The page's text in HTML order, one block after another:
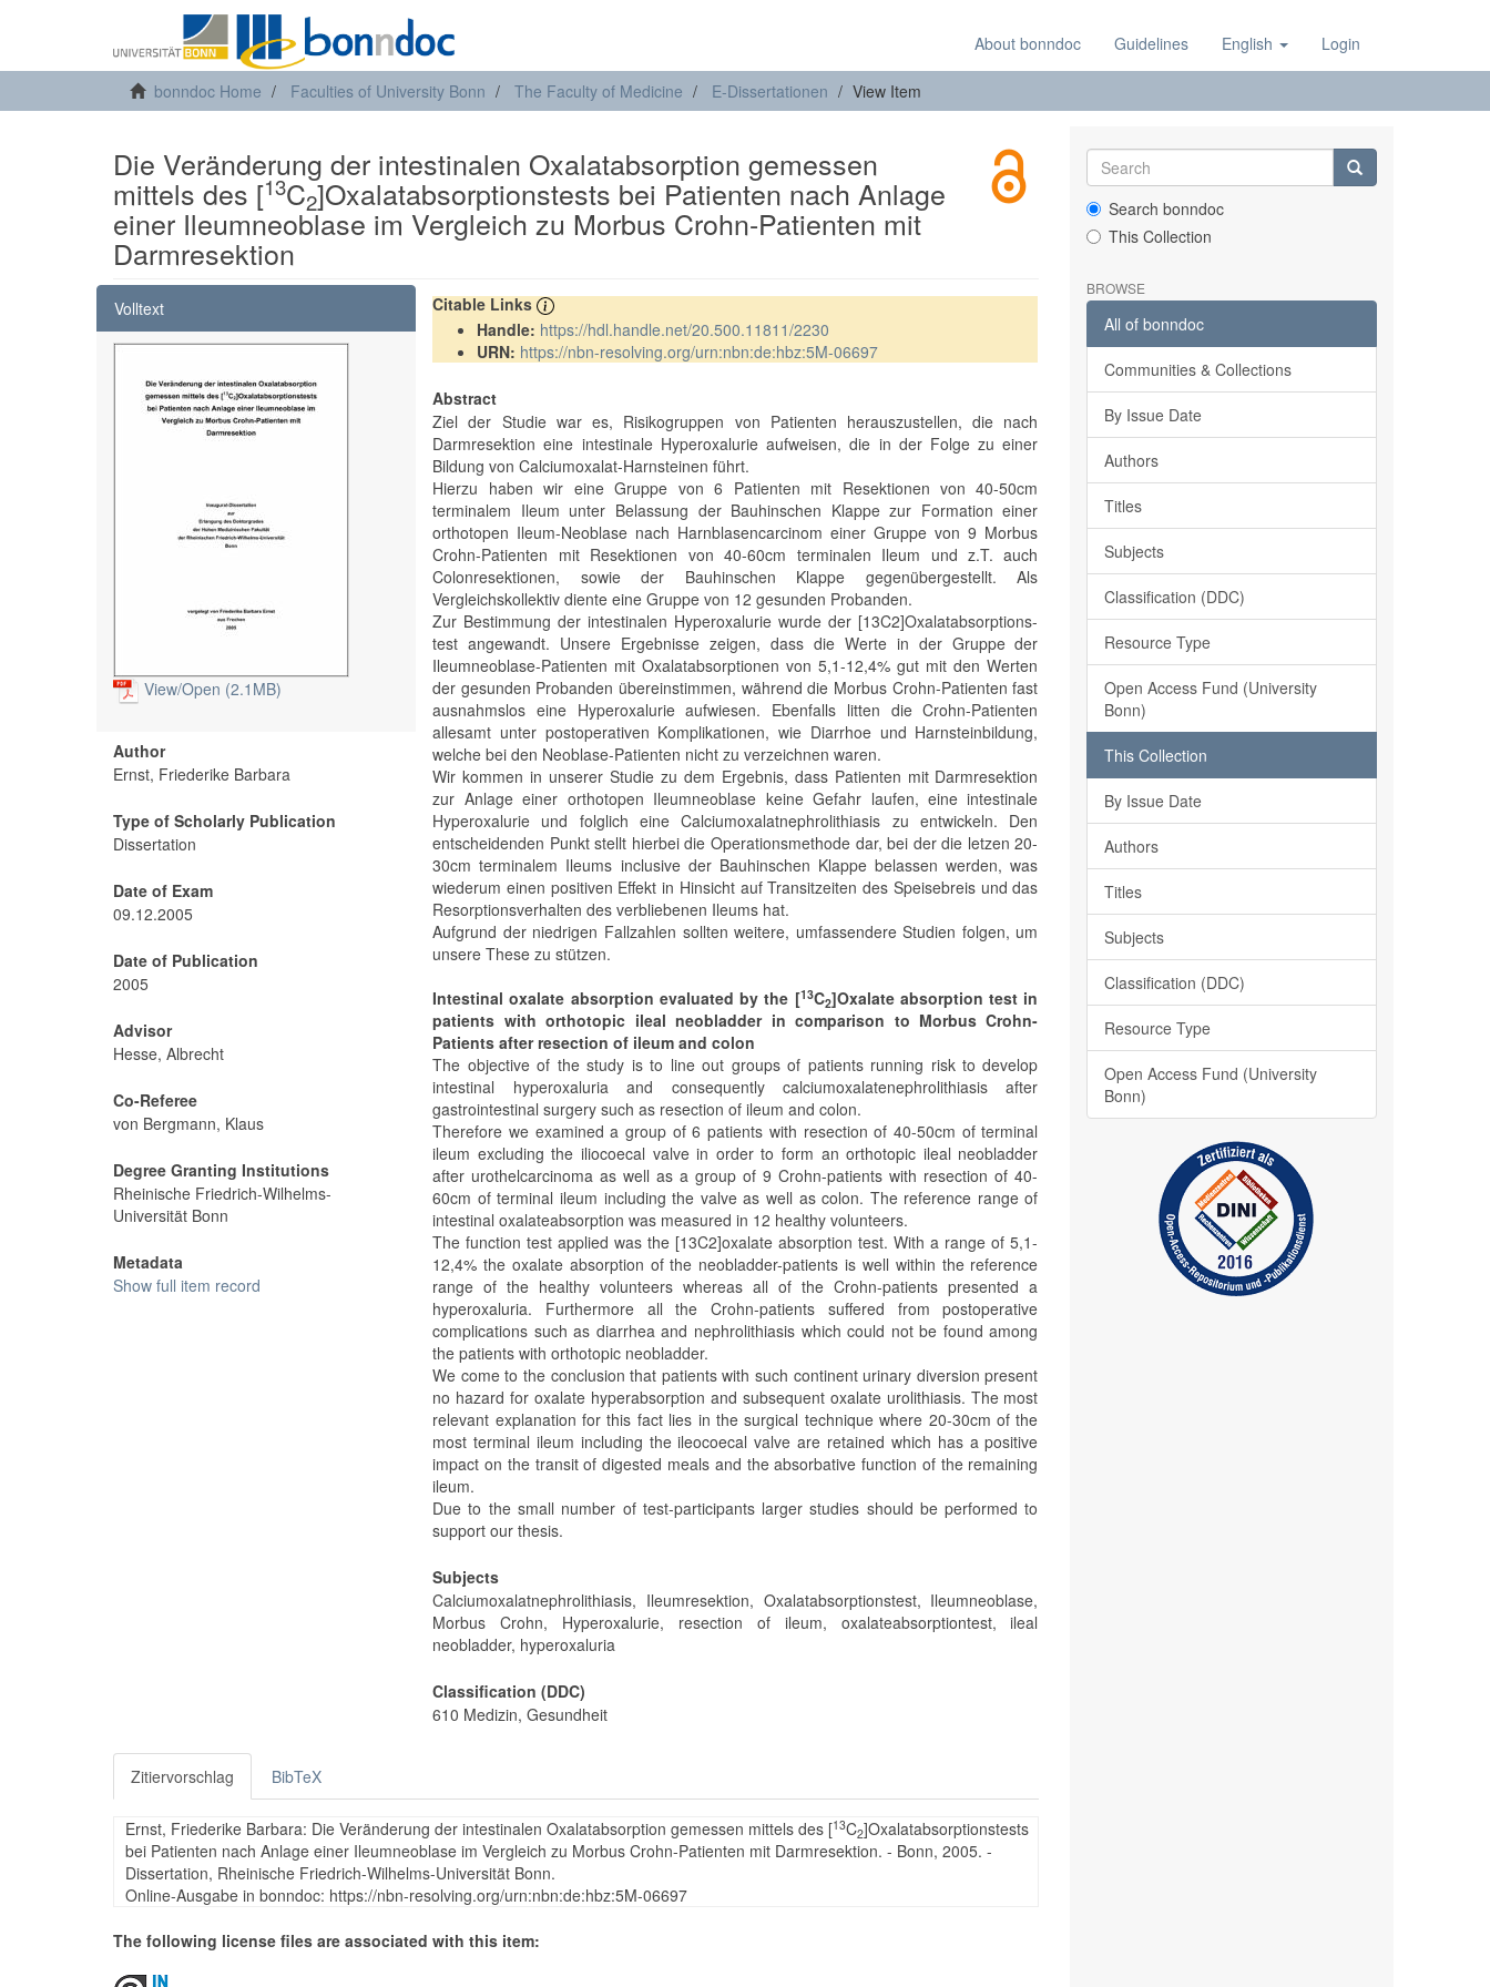
About bonndoc Guidelines English Login
bonndoc Home Faculties of University Bonn The Faculty of Medicine E-Dissertationen View Item
Die Veränderung der intestinalen Oxalatabsorption gemessen
mittels des [13C2]Oxalatabsorptionstests bei Patienten nach Anlage
einer Ileumneoblase im Vergleich zu Morbus Crohn-Patienten mit
Darmresektion
Volltext
View/Open (2.1MB)
Author
Ernst, Friederike Barbara
Type of Scholarly Publication
Dissertation
Date of Exam
09.12.2005
Date of Publication
2005
Advisor
Hesse, Albrecht
Co-Referee
von Bergmann, Klaus
Degree Granting Institutions
Rheinische Friedrich-Wilhelms-
Universität Bonn
Metadata
Show full item record
Citable Links
Handle: https://hdl.handle.net/20.500.11811/2230
URN: https://nbn-resolving.org/urn:nbn:de:hbz:5M-06697
Abstract
Ziel der Studie war es, Risikogruppen von Patienten herauszustellen, die nach
Darmresektion eine intestinale Hyperoxalurie aufweisen, die in der Folge zu einer
Bildung von Calciumoxalat-Harnsteinen führt.
Hierzu haben wir eine Gruppe von 6 Patienten mit Resektionen von 40-50cm
terminalem Ileum unter Belassung der Bauhinschen Klappe zur Formation einer
orthotopen Ileum-Neoblase nach Harnblasencarcinom einer Gruppe von 9 Morbus
Crohn-Patienten mit Resektionen von 40-60cm terminalen Ileum und z.T. auch
Colonresektionen, sowie der Bauhinschen Klappe gegenübergestellt. Als
Vergleichskollektiv diente eine Gruppe von 12 gesunden Probanden.
Zur Bestimmung der intestinalen Hyperoxalurie wurde der [13C2]Oxalatabsorptions-
test angewandt. Unsere Ergebnisse zeigen, dass die Werte in der Gruppe der
Ileumneoblase-Patienten mit Oxalatabsorptionen von 5,1-12,4% gut mit den Werten
der gesunden Probanden übereinstimmen, während die Morbus Crohn-Patienten fast
ausnahmslos eine Hyperoxalurie aufwiesen. Ebenfalls litten die Crohn-Patienten
allesamt unter postoperativen Komplikationen, wie Diarrhoe und Harnsteinbildung,
welche bei den Neoblase-Patienten nicht zu verzeichnen waren.
Wir kommen in unserer Studie zu dem Ergebnis, dass Patienten mit Darmresektion
zur Anlage einer orthotopen Ileumneoblase keine Gefahr laufen, eine intestinale
Hyperoxalurie und folglich eine Calciumoxalatnephrolithiasis zu entwickeln. Den
entscheidenden Punkt stellt hierbei die Operationsmethode dar, bei der die letzen 20-
30cm terminalem Ileums inclusive der Bauhinschen Klappe belassen werden, was
wiederum einen positiven Effekt in Hinsicht auf Transitzeiten des Speisebreis und das
Resorptionsverhalten des verbliebenen Ileums hat.
Aufgrund der niedrigen Fallzahlen sollten weitere, umfassendere Studien folgen, um
unsere These zu stützen.
Intestinal oxalate absorption evaluated by the [13C2]Oxalate absorption test in
patients with orthotopic ileal neobladder in comparison to Morbus Crohn-
Patients after resection of ileum and colon
The objective of the study is to line out groups of patients running risk to develop
intestinal hyperoxaluria and consequently calciumoxalatenephrolithiasis after
gastrointestinal surgery such as resection of ileum and colon.
Therefore we examined a group of 6 patients with resection of 40-50cm of terminal
ileum excluding the iliocoecal valve in order to form an orthotopic ileal neobladder
after urothelcarcinoma as well as a group of 9 Crohn-patients with resection of 40-
60cm of terminal ileum including the valve as well as colon. The reference range of
intestinal oxalateabsorption was measured in 12 healthy volunteers.
The function test applied was the [13C2]oxalate absorption test. With a range of 5,1-
12,4% the oxalate absorption of the neobladder-patients is well within the reference
range of the healthy volunteers whereas all of the Crohn-patients presented a
hyperoxaluria. Furthermore all the Crohn-patients suffered from postoperative
complications such as diarrhea and nephrolithiasis which could not be found among
the patients with orthotopic neobladder.
We come to the conclusion that patients with such continent urinary diversion present
no hazard for oxalate hyperabsorption and subsequent oxalate urolithiasis. The most
relevant explanation for this fact lies in the surgical technique where 20-30cm of the
most terminal ileum including the ileocoecal valve are retained which has a positive
impact on the transit of digested meals and the absorbative function of the remaining
ileum.
Due to the small number of test-participants larger studies should be performed to
support our thesis.
Subjects
Calciumoxalatnephrolithiasis, Ileumresektion, Oxalatabsorptionstest, Ileumneoblase,
Morbus Crohn, Hyperoxalurie, resection of ileum, oxalateabsorptiontest, ileal
neobladder, hyperoxaluria
Classification (DDC)
610 Medizin, Gesundheit
Zitiervorschlag BibTeX
Ernst, Friederike Barbara: Die Veränderung der intestinalen Oxalatabsorption gemessen mittels des [13C2]Oxalatabsorptionstests
bei Patienten nach Anlage einer Ileumneoblase im Vergleich zu Morbus Crohn-Patienten mit Darmresektion. - Bonn, 2005. -
Dissertation, Rheinische Friedrich-Wilhelms-Universität Bonn.
Online-Ausgabe in bonndoc: https://nbn-resolving.org/urn:nbn:de:hbz:5M-06697
The following license files are associated with this item:
Search bonndoc
This Collection
BROWSE
All of bonndoc
Communities & Collections
By Issue Date
Authors
Titles
Subjects
Classification (DDC)
Resource Type
Open Access Fund (University
Bonn)
This Collection
By Issue Date
Authors
Titles
Subjects
Classification (DDC)
Resource Type
Open Access Fund (University
Bonn)